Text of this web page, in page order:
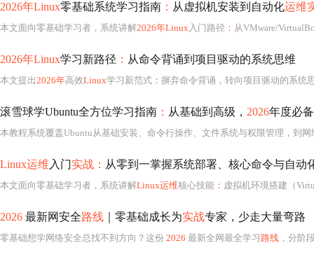
2026年Linux零基础系统学习指南 ： 从虚拟机安装到自动化运维
本文面向零基础学习者，系统讲解2026年Linux入门路径 ： 从VMware/VirtualBox虚拟机安装Ubuntu开始，覆盖命令行核心操作（文件管理、
2026年Linux学习新路径 ： 从命令背诵到项目驱动的系统思维
本文提出2026年高效Linux学习新范式 ： 摒弃命令背诵，转向项目驱动的系统思维。涵盖虚拟机安全安装Ubuntu、核心命令与文件系统
滚雪球学Ubuntu全方位学习指南 ： 从基础到高级， 2026年度必
本教程系统覆盖Ubuntu从基础安装、命令行操作、文件系统与权限管理，到
Linux运维 入门实战： 从零到一掌握系统部署、核心命令与自动
本文面向零基础学习者，系统讲解Linux运维核心技能 ： 虚拟机环境搭建（VirtualBox+CentOS Stream）、核心命令（文件操作、进程管理、权限控制）、
2026 最新网安全路线 ｜零基础成长为实战专家，少走大量弯路
零基础想学网络安全总找不到方向？这份 2026 最新全网最全学习 路线 ，分阶